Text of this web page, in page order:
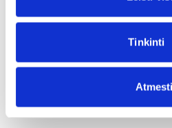
Tinkinti
Atmesti
Gaukite gerus
„Greitai.lt“